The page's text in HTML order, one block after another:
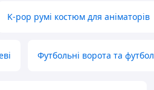
K-pop румі костюм для аніматорів
Футбольні ворота та